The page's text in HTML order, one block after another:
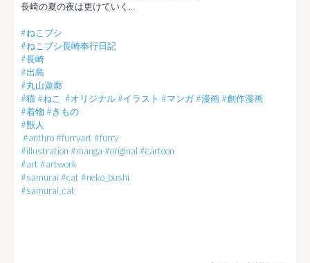
長崎の夏の夜は更けていく…
#ねこブシ
#ねこブシ長崎奉行日記
#長崎
#出島
#丸山遊廓
#猫#ねこ #オリジナル#イラスト #マンガ#漫画#創作漫画
#着物 #きもの
#獣人
#anthro#furryart #furry
#illustration #manga #original #cartoon
#art #artwork
#samurai #cat #neko_bushi
#samurai_cat